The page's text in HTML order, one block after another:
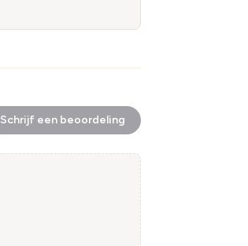
Schrijf een beoordeling